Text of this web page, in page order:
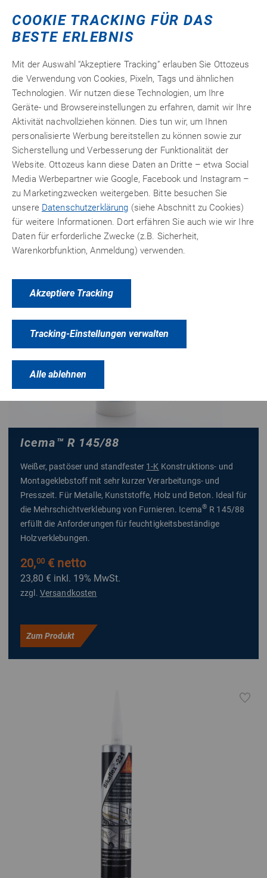
Innenausstattung. Zum Kleben von Geweben, Leder, ABS-
Formteilen und Hartfasermaterialien sowie PVC- und ABS-
Folien auf gepresste Baumwollfasermatten. Hohe
Vernetzer-Zugabe).
17,78€ netto
21,16 €inkl. 19% MwSt.
zzgl.Versandkosten
Zum Produkt
Mit Produktvideo
Icema™ R 145/88
Weißer, pastöser und standfester 1-K Konstruktions- und
Montageklebstoff mit sehr kurzer Verarbeitungs- und
Presszeit. Für Metalle, Kunststoffe, Holz und Beton. Ideal für
die Mehrschichtverklebung von Furnieren. Icema® R 145/88
erfüllt die Anforderungen für feuchtigkeitsbeständige
Holzverklebungen.
20,00€ netto
23,80 € inkl. 19% MwSt.
zzgl. Versandkosten
Zum Produkt
COOKIE TRACKING FÜR DAS
BESTE ERLEBNIS
Mit der Auswahl “Akzeptiere Tracking” erlauben Sie Ottozeus
die Verwendung von Cookies, Pixeln, Tags und ähnlichen
Technologien. Wir nutzen diese Technologien, um Ihre
Geräte- und Browsereinstellungen zu erfahren, damit wir Ihre
Aktivität nachvollziehen können. Dies tun wir, um Ihnen
personalisierte Werbung bereitstellen zu können sowie zur
Sicherstellung und Verbesserung der Funktionalität der
Website. Ottozeus kann diese Daten an Dritte – etwa Social
Media Werbepartner wie Google, Facebook und Instagram –
zu Marketingzwecken weitergeben. Bitte besuchen Sie
unsere Datenschutzerklärung (siehe Abschnitt zu Cookies)
für weitere Informationen. Dort erfähren Sie auch wie wir Ihre
Daten für erforderliche Zwecke (z.B. Sicherheit,
Warenkorbfunktion, Anmeldung) verwenden.
Akzeptiere Tracking
Tracking-Einstellungen verwalten
Alle ablehnen